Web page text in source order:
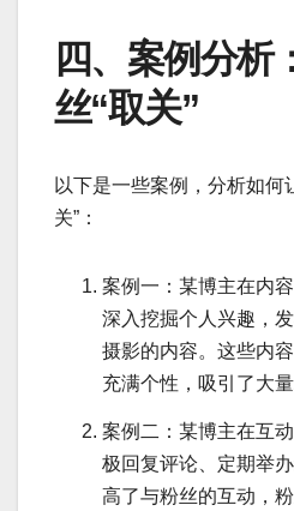
四、案例分析
丝“取关”
以下是一些案例，分析如何
关”：
案例一：某博主在内
深入挖掘个人兴趣，
摄影的内容。这些内
充满个性，吸引了大量
案例二：某博主在互
极回复评论、定期举
高了与粉丝的互动，